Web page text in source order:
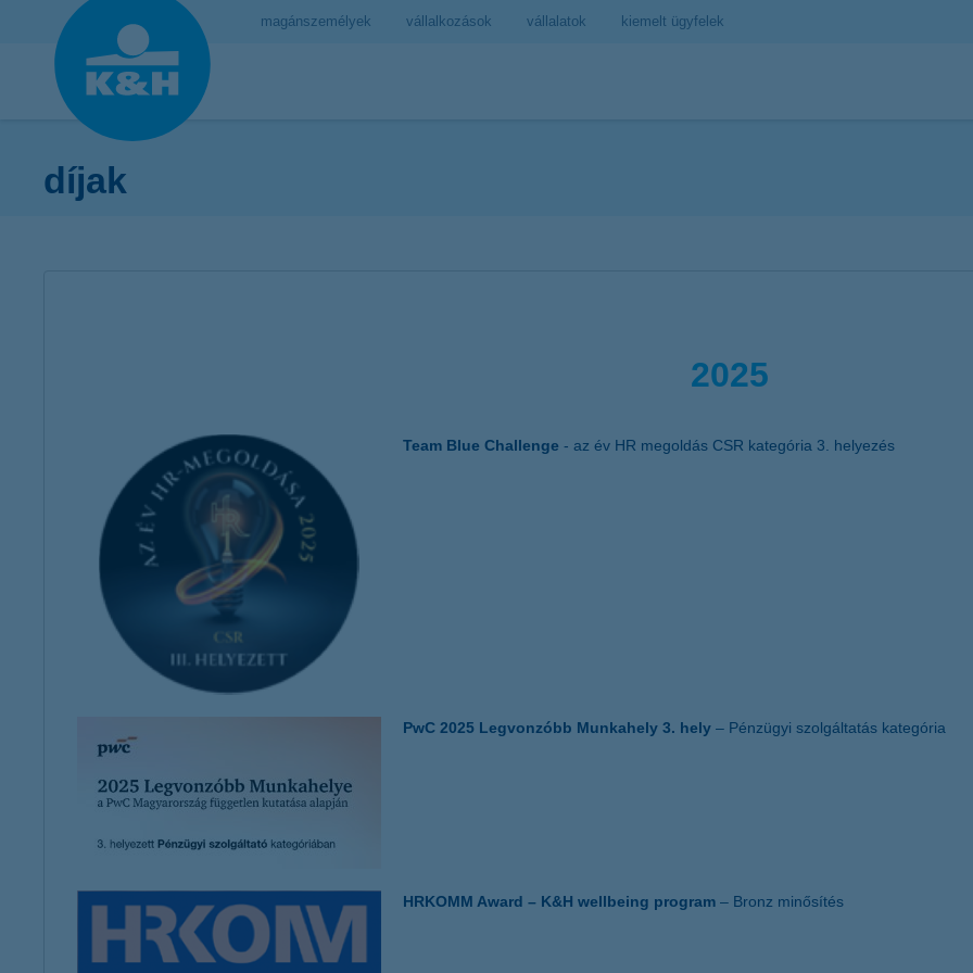
magánszemélyek vállalkozások vállalatok kiemelt ügyfelek
díjak
2025
Team Blue Challenge - az év HR megoldás CSR kategória 3. helyezés
PwC 2025 Legvonzóbb Munkahely 3. hely – Pénzügyi szolgáltatás kategória
HRKOMM Award – K&H wellbeing program – Bronz minősítés